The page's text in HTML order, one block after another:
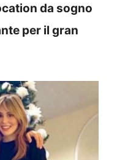
da sogno
per il gran